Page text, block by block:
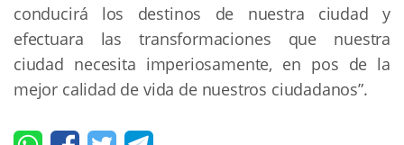
conducirá los destinos de nuestra ciudad y
efectuara las transformaciones que nuestra
ciudad necesita imperiosamente, en pos de la
mejor calidad de vida de nuestros ciudadanos”.